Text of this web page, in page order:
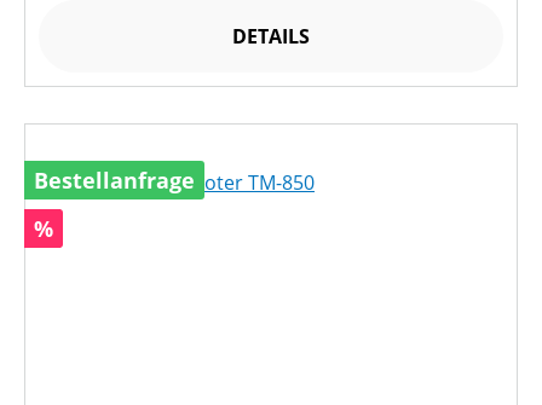
DETAILS
Bestellanfrage
Rabatt
%